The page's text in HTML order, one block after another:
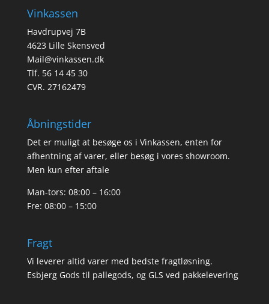
Vinkassen
Havdrupvej 7B
4623 Lille Skensved
Mail@vinkassen.dk
Tlf. 56 14 45 30
CVR. 27162479
Åbningstider
Det er muligt at besøge os i Vinkassen, enten for
afhentning af varer, eller besøg i vores showroom.
Men kun efter aftale
Man-tors: 08:00 – 16:00
Fre: 08:00 – 15:00
Fragt
Vi leverer altid varer med bedste fragtløsning.
Esbjerg Gods til pallegods, og GLS ved pakkelevering